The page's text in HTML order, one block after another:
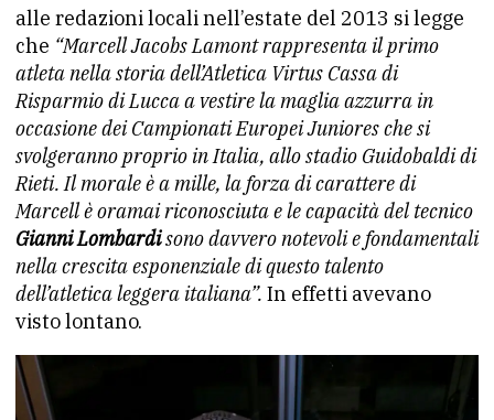
alle redazioni locali nell’estate del 2013 si legge
che “Marcell Jacobs Lamont rappresenta il primo
atleta nella storia dell’Atletica Virtus Cassa di
Risparmio di Lucca a vestire la maglia azzurra in
occasione dei Campionati Europei Juniores che si
svolgeranno proprio in Italia, allo stadio Guidobaldi di
Rieti. Il morale è a mille, la forza di carattere di
Marcell è oramai riconosciuta e le capacità del tecnico
Gianni Lombardisono davvero notevoli e fondamentali
nella crescita esponenziale di questo talento
dell’atletica leggera italiana”. In effetti avevano
visto lontano.